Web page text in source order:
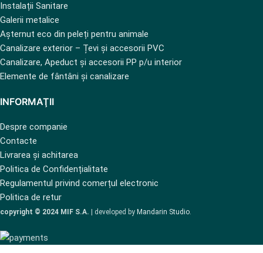
Instalații Sanitare
Galerii metalice
Așternut eco din peleți pentru animale
Canalizare exterior – Țevi și accesorii PVC
Canalizare, Apeduct și accesorii PP p/u interior
Elemente de fântâni și canalizare
INFORMAŢII
Despre companie
Contacte
Livrarea și achitarea
Politica de Confidențialitate
Regulamentul privind comerțul electronic
Politica de retur
copyright © 2024 MIF S.A. | developed by Mandarin Studio.